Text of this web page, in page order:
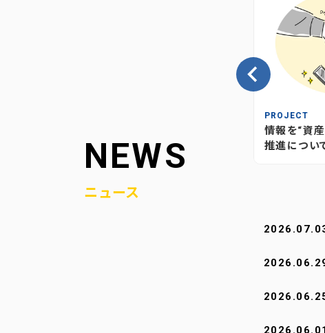
NEWS
ニュース
媒体のあり方とこれから
PROJECT
情報を“資
推進につい